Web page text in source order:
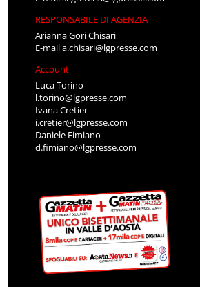
RESPONSABILE DI AGENZIA
Arianna Gori Chisari
E-maila.chisari@lgpresse.com
Account
Luca Torino
l.torino@lgpresse.com
Ivana Cretier
i.cretier@lgpresse.com
Daniele Fimiano
d.fimiano@lgpresse.com